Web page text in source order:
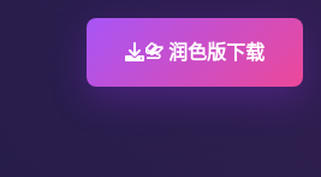
📇 润色版下载